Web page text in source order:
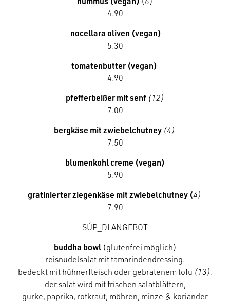
4.90
nocellara oliven (vegan)
5.30
tomatenbutter (vegan)
4.90
pfefferbeißer mit senf (12)
7.00
bergkäse mit zwiebelchutney (4)
7.50
blumenkohl creme (vegan)
5.90
gratinierter ziegenkäse mit zwiebelchutney (4)
7.90
SÚP_DI ANGEBOT
buddha bowl(glutenfrei möglich)
reisnudelsalat mit tamarindendressing.
bedeckt mit hühnerfleisch oder gebratenem tofu (13).
der salat wird mit frischen salatblättern,
gurke, paprika, rotkraut, möhren, minze & koriander